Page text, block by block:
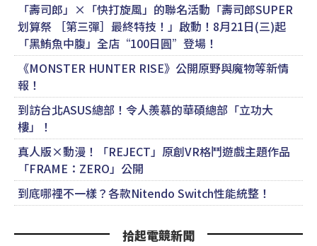
「壽司郎」×「快打旋風」的聯名活動「壽司郎SUPER
划算祭 ［第三彈］最終特技！」啟動！8月21日(三)起
「黑鮪魚中腹」全店“100日圓”登場！
《MONSTER HUNTER RISE》公開原野與魔物等新情
報！
到訪台北ASUS總部！令人羨慕的華碩總部「立功大
樓」！
真人版×動漫！「REJECT」原創VR格鬥遊戲主題作品
「FRAME：ZERO」公開
到底哪裡不一樣？各款Nitendo Switch性能統整！
拾起電競新聞